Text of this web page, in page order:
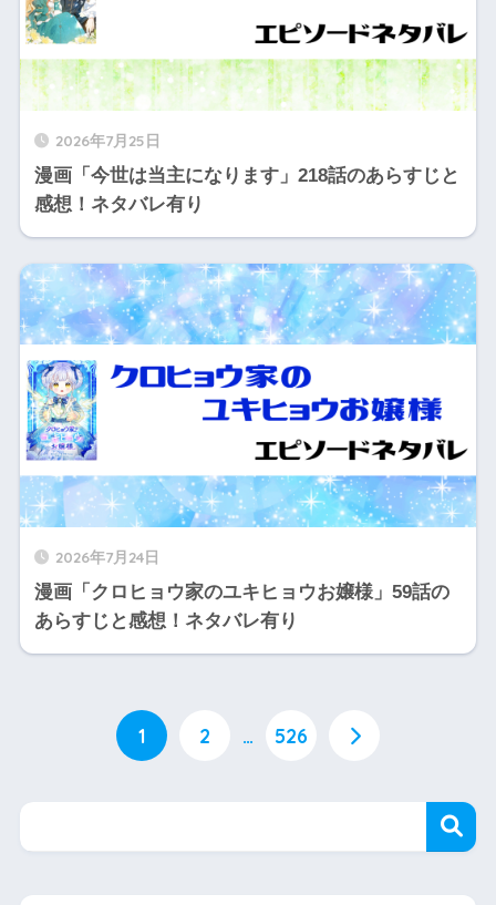
2026年7月25日
漫画「今世は当主になります」218話のあらすじと
感想！ネタバレ有り
2026年7月24日
漫画「クロヒョウ家のユキヒョウお嬢様」59話の
あらすじと感想！ネタバレ有り
1 2 … 526